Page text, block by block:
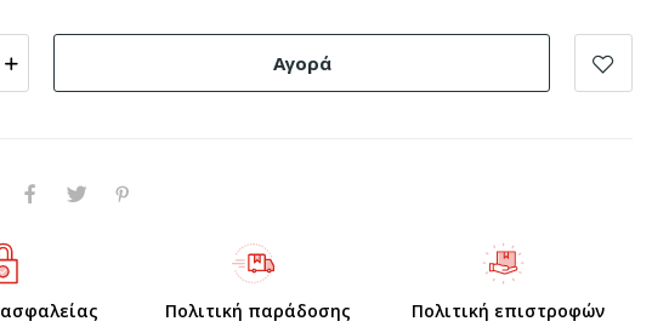
Αγορά
Πολιτική παράδοσης Πολιτική επιστροφών